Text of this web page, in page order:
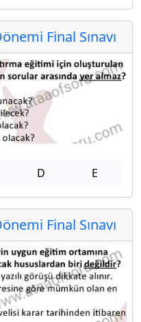
Final Sınavı
D E
Final Sınavı